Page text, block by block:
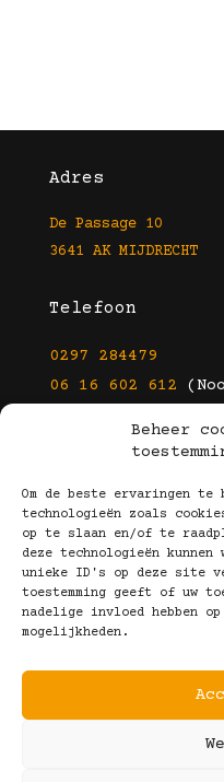
Beheer
Om de beste ervaringen
technologieën zoals
op te slaan en/of te
deze technologieën
unieke ID's op deze site
toestemming geeft of uw
nadelige invloed hebben
mogelijkheden.
Adres
De Passage 10
3641 AK MIJDRECHT
Telefoon
0297 284479
06 16 602 612
Volg Ons!
Copyright ©